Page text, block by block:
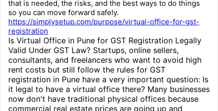
that is needed, the risks, and the best ways to do things
so you can move forward safely.
https://simplysetup.com/purpose/virtual-office-for-gst-
registration
Is Virtual Office in Pune for GST Registration Legally
Valid Under GST Law? Startups, online sellers,
consultants, and freelancers who want to avoid high
rent costs but still follow the rules for GST
registration in Pune have a very important question: Is
it legal to have a virtual office there? Many businesses
now don't have traditional physical offices because
commercial real estate prices are going up and